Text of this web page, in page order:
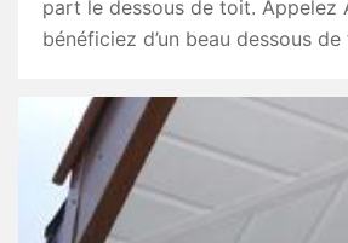
part le dessous de toit. Appelez
bénéficiez d’un beau dessous